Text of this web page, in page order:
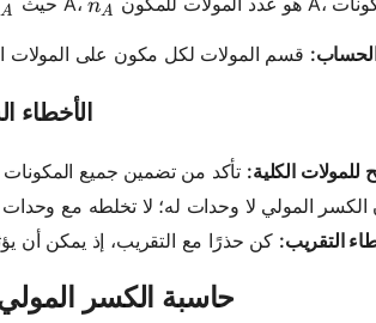
A nA
الأخطاء
الكلية:
التقريب:
حاسبة الكسر